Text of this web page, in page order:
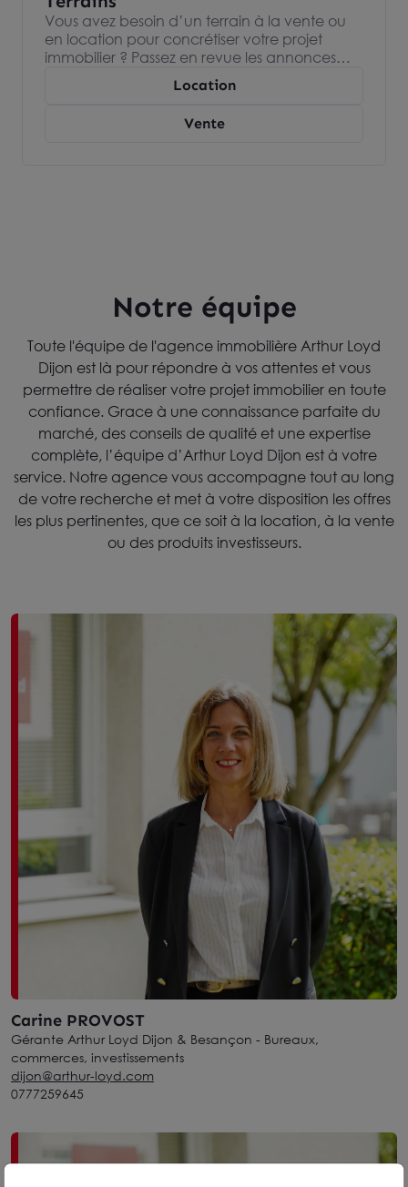
Vous avez besoin d’un terrain à la vente ou
en location pour concrétiser votre projet
immobilier ? Passez en revue les annonces
immobilières de nos agences Arthur Loyd,
spécialisées dans l’immobilier d’entreprise et
Location
Vente
Notre équipe
Toute l'équipe de l'agence immobilière Arthur Loyd
Dijon est là pour répondre à vos attentes et vous
permettre de réaliser votre projet immobilier en toute
confiance. Grace à une connaissance parfaite du
marché, des conseils de qualité et une expertise
complète, l’équipe d’Arthur Loyd Dijon est à votre
service. Notre agence vous accompagne tout au long
de votre recherche et met à votre disposition les offres
les plus pertinentes, que ce soit à la location, à la vente
ou des produits investisseurs.
Carine PROVOST
Gérante Arthur Loyd Dijon & Besançon - Bureaux,
commerces, investissements
dijon@arthur-loyd.com
0777259645